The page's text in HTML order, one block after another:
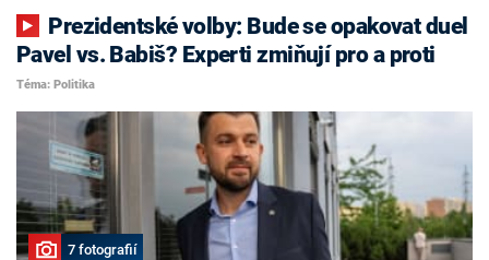
Pavel vs. Babiš? Experti zmiňují pro a proti
Téma: Politika
7 fotografií